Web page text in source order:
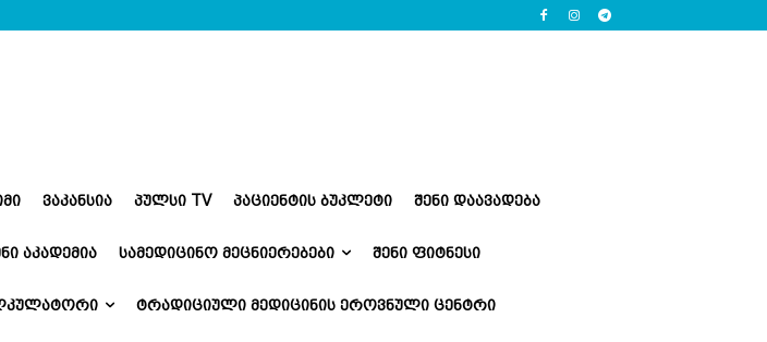
ᲕᲐᲙᲐᲜᲡᲘᲐ ᲞᲣᲚᲡᲘ TV ᲞᲐᲪᲘᲔᲜᲢᲘᲡ ᲑᲣᲙᲚᲔᲢᲘ ᲨᲔᲜᲘ ᲓᲐᲐᲕᲐᲓᲔᲑᲐ
ᲐᲙᲐᲓᲔᲛᲘᲐ ᲡᲐᲛᲔᲓᲘᲪᲘᲜᲝ ᲛᲔᲪᲜᲘᲔᲠᲔᲑᲔᲑᲘ ᲨᲔᲜᲘ ᲤᲘᲢᲜᲔᲡᲘ
ᲢᲠᲐᲓᲘᲪᲘᲣᲚᲘ ᲛᲔᲓᲘᲪᲘᲜᲘᲡ ᲔᲠᲝᲕᲜᲣᲚᲘ ᲪᲔᲜᲢᲠᲘ